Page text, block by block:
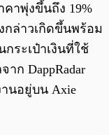
าพุ่งขึ้นถึง 19%
กล่าวเกิดขึ้นพร้อม
ระเป๋าเงินที่ใช้
ก DappRadar
านอยู่บน Axie